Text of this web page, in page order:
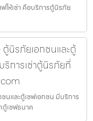
ให้เช่า คือบริการตู้นิรภัย
นิรภัยเอกชนและตู้
ริการเช่าตู้นิรภัยที่
นและตู้เซฟเอกชน มีบริการ
ตู้เซฟธนาค